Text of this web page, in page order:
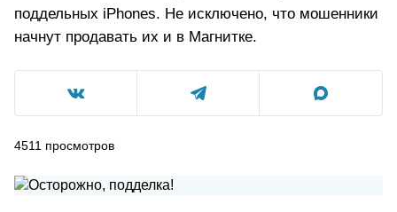
поддельных iPhones. Не исключено, что мошенники
начнут продавать их и в Магнитке.
4511 просмотров